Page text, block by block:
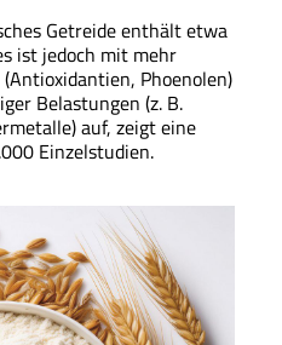
Getreide enthält etwa
ist jedoch mit mehr
Phoenolen)
Belastungen (z. B.
auf, zeigt eine
Einzelstudien.